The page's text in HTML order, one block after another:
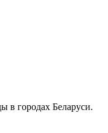
в городах Беларуси.